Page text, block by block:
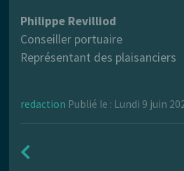
Philippe Revilliod
Conseiller portuaire
Représentant des plaisanciers
redaction Publié le : Lundi 9 juin